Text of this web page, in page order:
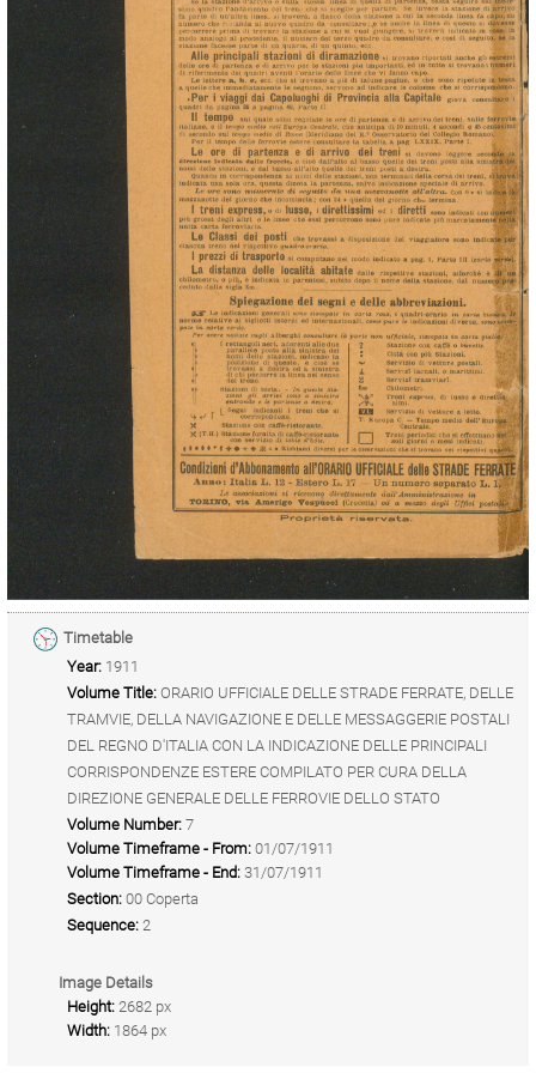
Timetable
Year: 1911
Volume Title: ORARIO UFFICIALE DELLE STRADE FERRATE, DELLE
TRAMVIE, DELLA NAVIGAZIONE E DELLE MESSAGGERIE POSTALI
DEL REGNO D'ITALIA CON LA INDICAZIONE DELLE PRINCIPALI
CORRISPONDENZE ESTERE COMPILATO PER CURA DELLA
DIREZIONE GENERALE DELLE FERROVIE DELLO STATO
Volume Number: 7
Volume Timeframe - From: 01/07/1911
Volume Timeframe - End: 31/07/1911
Section: 00 Coperta
Sequence: 2
Image Details
Height: 2682 px
Width: 1864 px